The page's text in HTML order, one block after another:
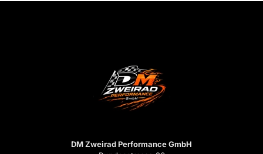
DM Zweirad Performance GmbH